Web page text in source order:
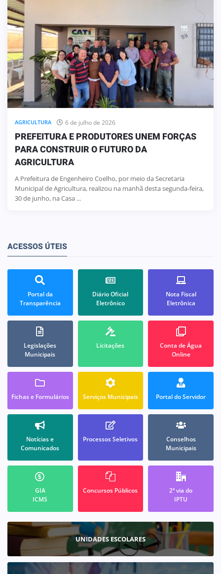
AGRICULTURA 6 de julho de 2026
PREFEITURA E PRODUTORES UNEM FORÇAS
PARA CONSTRUIR O FUTURO DA
AGRICULTURA
A Prefeitura de Engenheiro Coelho, por meio da Secretaria
Municipal de Agricultura, realizou na manhã desta segunda-feira,
30 de junho, na Casa ...
ACESSOS ÚTEIS
Portal da
Transparência
Diário Oficial
Eletrônico
Nota Fiscal
Eletrônica
Legislações
Municipais
Licitações
Conta de Água
Online
Fichas e Formulários Serviços Municipais Portal do Servidor
Notícias e
Comunicados
Processos Seletivos
Conselhos
Municipais
GIA
ICMS
Concursos Públicos
2ª via do
IPTU
UNIDADES ESCOLARES